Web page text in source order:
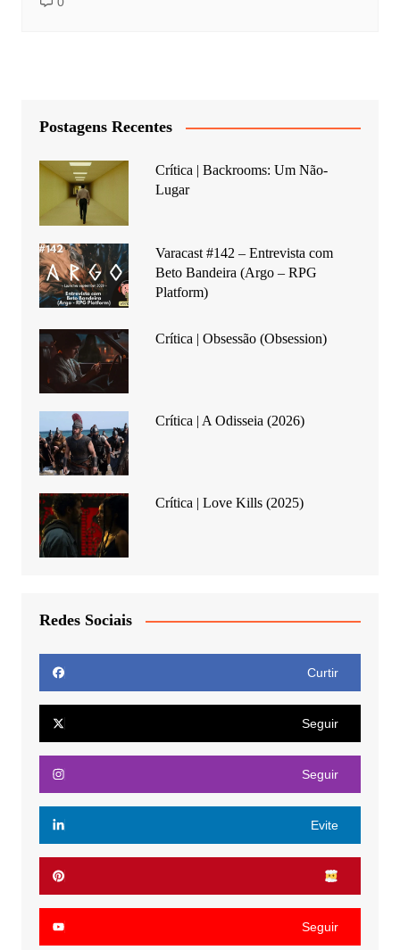
Postagens Recentes
Crítica | Backrooms: Um Não-
Lugar
Varacast #142 – Entrevista com
Beto Bandeira (Argo – RPG
Platform)
Crítica | Obsessão (Obsession)
Crítica | A Odisseia (2026)
Crítica | Love Kills (2025)
Redes Sociais
Curtir
Seguir
Seguir
Evite
Seguir